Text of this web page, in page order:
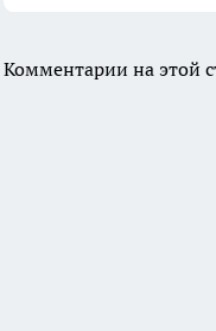
Комментарии на этой